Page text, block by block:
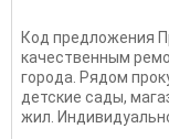
Код предложения
качественным
города. Рядом
детские сады,
жил.